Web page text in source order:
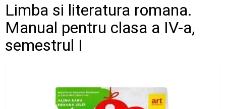
Limba si literatura romana.
Manual pentru clasa a IV-a,
semestrul I